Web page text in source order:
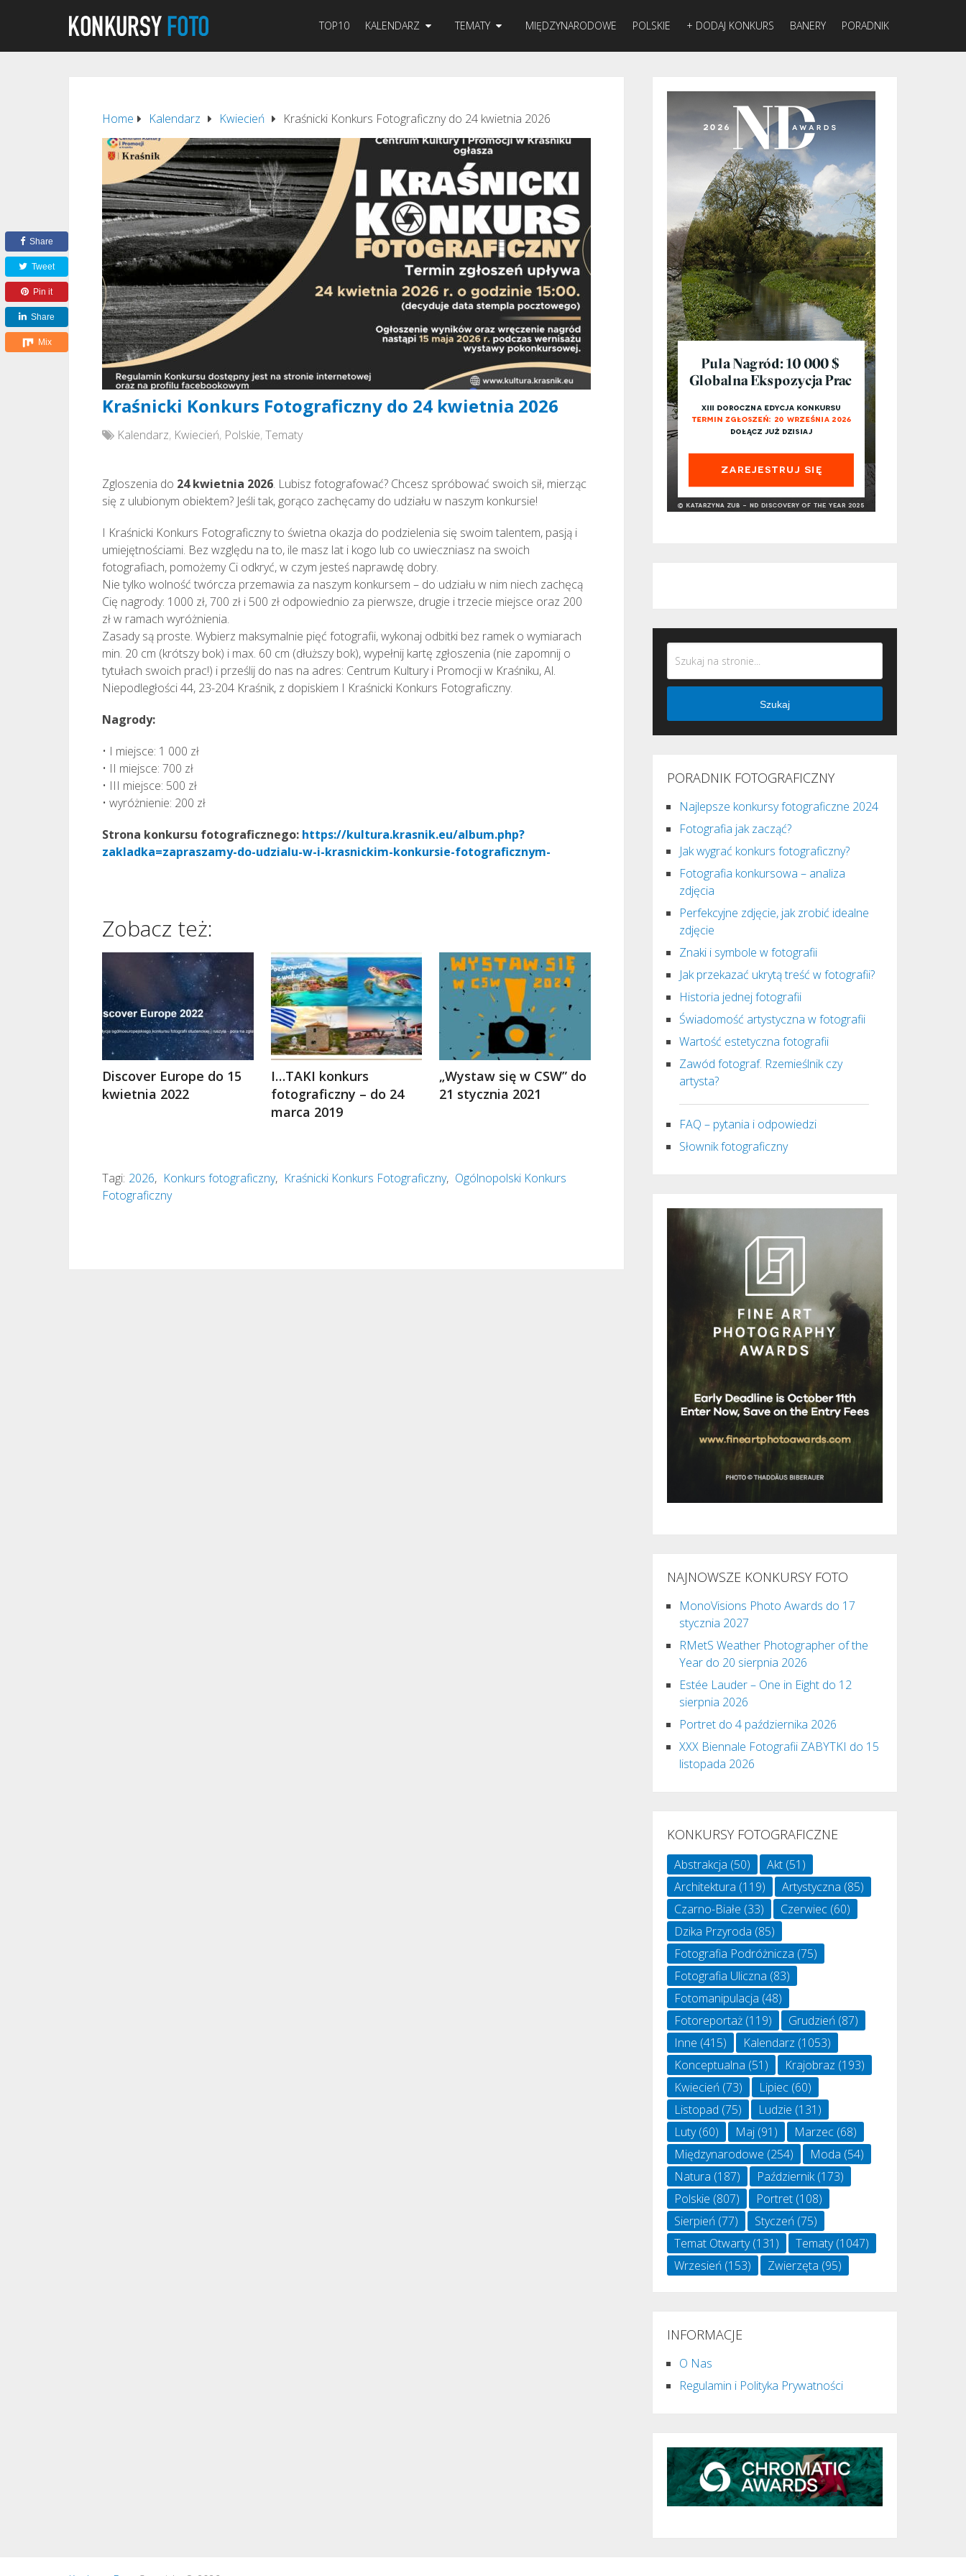
TOP10 KALENDARZ TEMATY MIĘDZYNARODOWE POLSKIE + DODAJ KONKURS BANERY PORADNIK
Home Kalendarz Kwiecień Kraśnicki Konkurs Fotograficzny do 24 kwietnia 2026
Kraśnicki Konkurs Fotograficzny do 24 kwietnia 2026
Kalendarz, Kwiecień, Polskie,Tematy
Zgloszenia do 24 kwietnia 2026. Lubisz fotografować? Chcesz spróbować swoich sił, mierząc
się z ulubionym obiektem? Jeśli tak, gorąco zachęcamy do udziału w naszym konkursie!
I Kraśnicki Konkurs Fotograficzny to świetna okazja do podzielenia się swoim talentem, pasją i
umiejętnościami. Bez względu na to, ile masz lat i kogo lub co uwieczniasz na swoich
fotografiach, pomożemy Ci odkryć, w czym jesteś naprawdę dobry.
Nie tylko wolność twórcza przemawia za naszym konkursem – do udziału w nim niech zachęcą
Cię nagrody: 1000 zł, 700 zł i 500 zł odpowiednio za pierwsze, drugie i trzecie miejsce oraz 200
zł w ramach wyróżnienia.
Zasady są proste. Wybierz maksymalnie pięć fotografii, wykonaj odbitki bez ramek o wymiarach
min. 20 cm (krótszy bok) i max. 60 cm (dłuższy bok), wypełnij kartę zgłoszenia (nie zapomnij o
tytułach swoich prac!) i prześlij do nas na adres: Centrum Kultury i Promocji w Kraśniku, Al.
Niepodległości 44, 23-204 Kraśnik, z dopiskiem I Kraśnicki Konkurs Fotograficzny.
Nagrody:
• I miejsce: 1 000 zł
• II miejsce: 700 zł
• III miejsce: 500 zł
• wyróżnienie: 200 zł
Strona konkursu fotograficznego: https://kultura.krasnik.eu/album.php?
zakladka=zapraszamy-do-udzialu-w-i-krasnickim-konkursie-fotograficznym-
Share
Tweet
Pin it
Share
Mix
Zobacz też:
Discover Europe do 15
kwietnia 2022
I…TAKI konkurs
fotograficzny – do 24
marca 2019
„Wystaw się w CSW” do
21 stycznia 2021
Tagi: 2026, Konkurs fotograficzny, Kraśnicki Konkurs Fotograficzny, Ogólnopolski Konkurs
Fotograficzny
Szukaj
PORADNIK FOTOGRAFICZNY
Najlepsze konkursy fotograficzne 2024
Fotografia jak zacząć?
Jak wygrać konkurs fotograficzny?
Fotografia konkursowa – analiza
zdjęcia
Perfekcyjne zdjęcie, jak zrobić idealne
zdjęcie
Znaki i symbole w fotografii
Jak przekazać ukrytą treść w fotografii?
Historia jednej fotografii
Świadomość artystyczna w fotografii
Wartość estetyczna fotografii
Zawód fotograf. Rzemieślnik czy
artysta?
FAQ – pytania i odpowiedzi
Słownik fotograficzny
NAJNOWSZE KONKURSY FOTO
MonoVisions Photo Awards do 17
stycznia 2027
RMetS Weather Photographer of the
Year do 20 sierpnia 2026
Estée Lauder – One in Eight do 12
sierpnia 2026
Portret do 4 października 2026
XXX Biennale Fotografii ZABYTKI do 15
listopada 2026
KONKURSY FOTOGRAFICZNE
Abstrakcja (50) Akt (51)
Architektura (119) Artystyczna (85)
Czarno-Białe (33) Czerwiec (60)
Dzika Przyroda (85)
Fotografia Podróżnicza (75)
Fotografia Uliczna (83)
Fotomanipulacja (48)
Fotoreportaż (119) Grudzień (87)
Inne (415) Kalendarz (1053)
Konceptualna (51) Krajobraz (193)
Kwiecień (73) Lipiec (60)
Listopad (75) Ludzie (131)
Luty(60) Maj (91) Marzec (68)
Międzynarodowe (254) Moda (54)
Natura (187) Październik(173)
Polskie (807) Portret (108)
Sierpień (77) Styczeń (75)
Temat Otwarty(131) Tematy(1047)
Wrzesień (153) Zwierzęta (95)
INFORMACJE
O Nas
Regulamin i Polityka Prywatności